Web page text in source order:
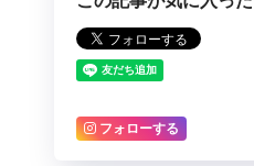
フォローする